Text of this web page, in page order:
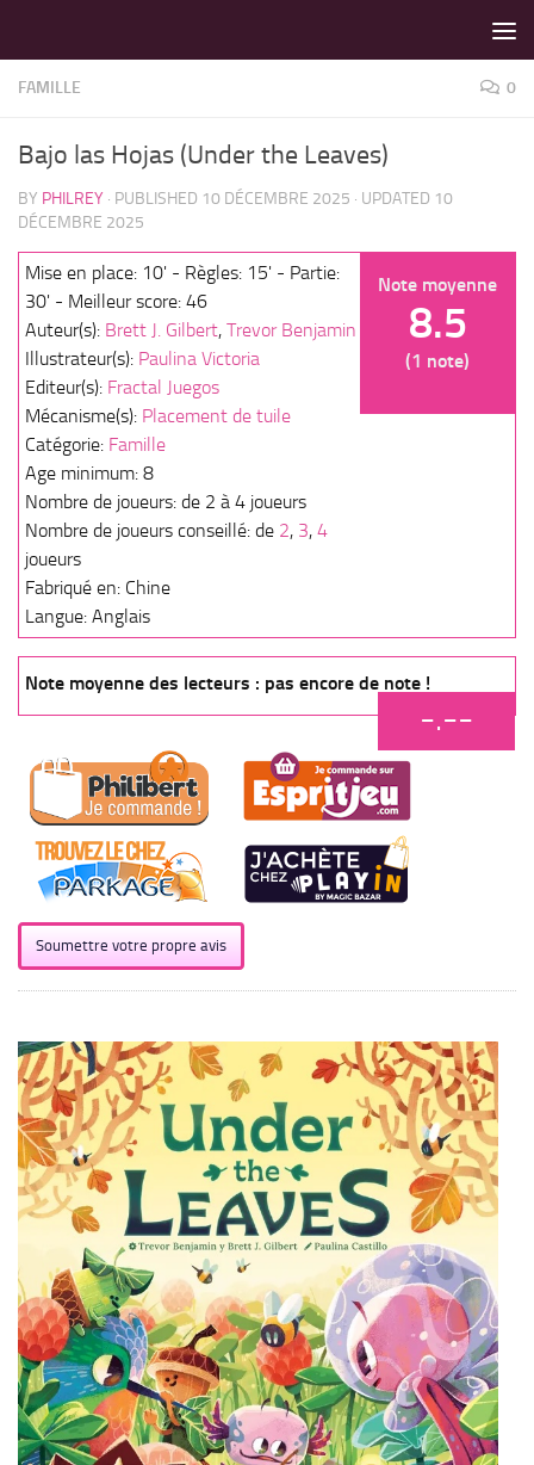
FAMILLE 0
Bajo las Hojas (Under the Leaves)
BY PHILREY · PUBLISHED 10 DÉCEMBRE 2025 · UPDATED 10
DÉCEMBRE 2025
Note moyenne
8.5
(1 note)
Mise en place: 10' - Règles: 15' - Partie:
30' - Meilleur score: 46
Auteur(s): Brett J. Gilbert, Trevor Benjamin
Illustrateur(s): Paulina Victoria
Editeur(s): Fractal Juegos
Mécanisme(s): Placement de tuile
Catégorie: Famille
Age minimum: 8
Nombre de joueurs: de 2 à 4 joueurs
Nombre de joueurs conseillé: de 2, 3, 4
joueurs
Fabriqué en: Chine
Langue: Anglais
Note moyenne des lecteurs : pas encore de note !
-.--
Soumettre votre propre avis